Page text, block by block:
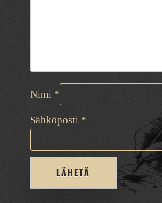
Nimi *
Sähköposti *